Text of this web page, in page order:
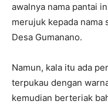
awalnya nama pantai
merujuk kepada nama
Desa Gumanano.
Namun, kala itu ada
terpukau dengan
kemudian berteriak